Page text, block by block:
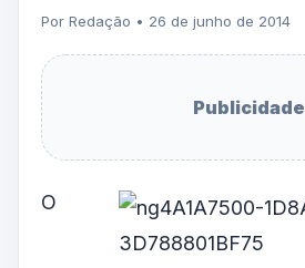
Por Redação • 26 de junho de 2014
Publicidade
O